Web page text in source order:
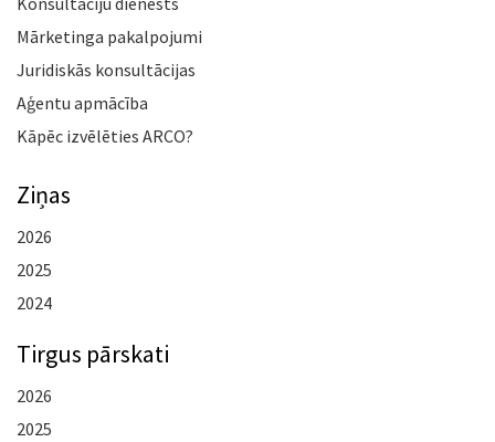
Mārketinga pakalpojumi
Juridiskās konsultācijas
Aģentu apmācība
Kāpēc izvēlēties ARCO?
Ziņas
2026
2025
2024
Tirgus pārskati
2026
2025